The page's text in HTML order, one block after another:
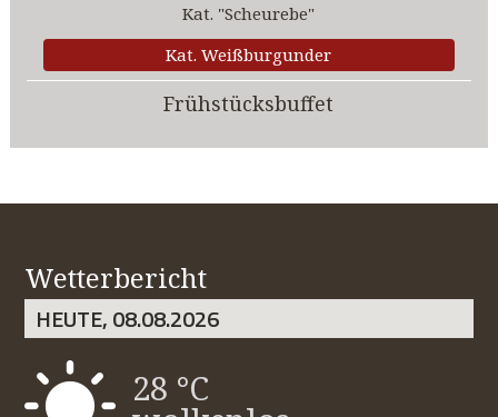
Kat. "Scheurebe"
Kat. Weißburgunder
Frühstücksbuffet
Wetterbericht
HEUTE, 08.08.2026
28 °C